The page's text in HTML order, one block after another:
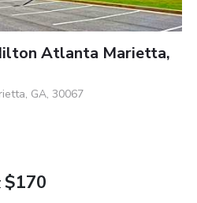
Atlanta Marietta,
GA, 30067
$170